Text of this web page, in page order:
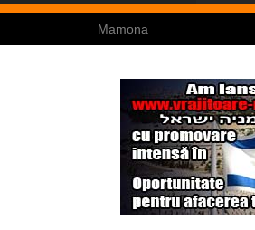
Mamona
Timna Park şi Minele regelui Solomon
straniu pe cerul Spaniei